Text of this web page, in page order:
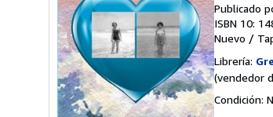
Publicado
ISBN 10:
Nuevo /
Librería:
(vendedor
Condición: